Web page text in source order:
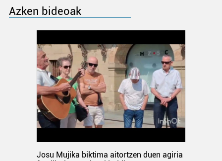
Azken bideoak
Josu Mujika biktima aitortzen duen agiria